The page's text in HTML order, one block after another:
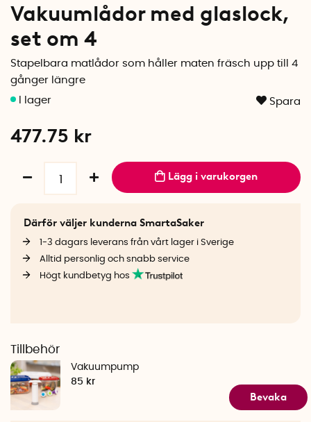
Vakuumlådor med glaslock,
set om 4
Stapelbara matlådor som håller maten fräsch upp till 4
gånger längre
Spara
477.75 kr
Lägg i varukorgen
Därför väljer kunderna SmartaSaker
1-3 dagars leverans från vårt lager i Sverige
Alltid personlig och snabb service
Högt kundbetyg hos
Tillbehör
Vakuumpump
85 kr
Bevaka